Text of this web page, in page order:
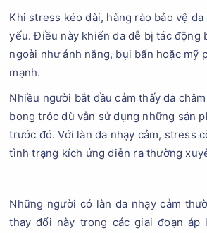
Khi stress kéo dài, hàng rào bảo vệ
yếu. Điều này khiến da dễ bị tác động
ngoài như ánh nắng, bụi bẩn hoặc mỹ
mạnh.
Nhiều người bắt đầu cảm thấy da
bong tróc dù vẫn sử dụng những sản
trước đó. Với làn da nhạy cảm, stress
tình trạng kích ứng diễn ra thường
Những người có làn da nhạy cảm
thay đổi này trong các giai đoạn áp